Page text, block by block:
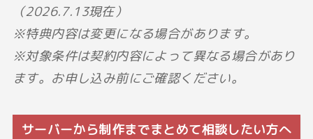
（2026.7.13現在）
※特典内容は変更になる場合があります。
※対象条件は契約内容によって異なる場合があり
ます。お申し込み前にご確認ください。
サーバーから制作までまとめて相談したい方へ